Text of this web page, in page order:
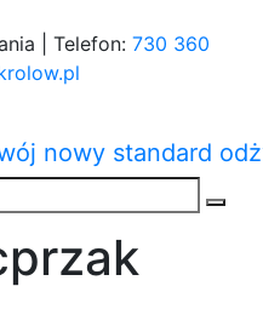
| Telefon: 730 360